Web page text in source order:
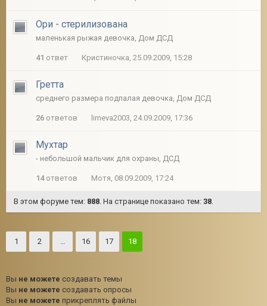
Ори - стерилизована
маленькая рыжая девочка, Дом ДСД
41 ответ Кристиночка, 25.09.2009, 15:28
Гретта
среднего размера подпалая девочка, Дом ДСД
26 ответов limeva2003, 24.09.2009, 17:36
Мухтар
- небольшой мальчик для охраны, ДСД
14ответов Мотя, 08.09.2009, 17:24
В этом форуме тем: 888. На странице показано тем: 38.
1 2 … 16 17 18
Вы не можете создавать темы
Вы не можете создавать опросы
Вы не можете прикреплять файлы